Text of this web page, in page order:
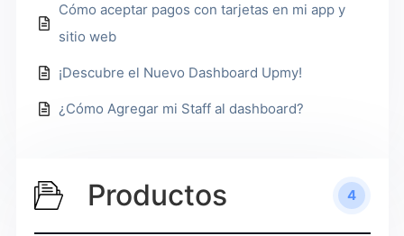
Cómo aceptar pagos con tarjetas en mi app y
sitio web
¡Descubre el Nuevo Dashboard Upmy!
¿Cómo Agregar mi Staff al dashboard?​
Productos 4